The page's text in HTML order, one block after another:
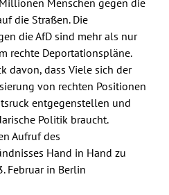
Menschen gegen die
die Straßen. Die
die AfD sind mehr als nur
rechte Deportationspläne.
davon, dass Viele sich der
von rechten Positionen
entgegenstellen und
Politik braucht.
Aufruf des
Hand in Hand zu
Februar in Berlin